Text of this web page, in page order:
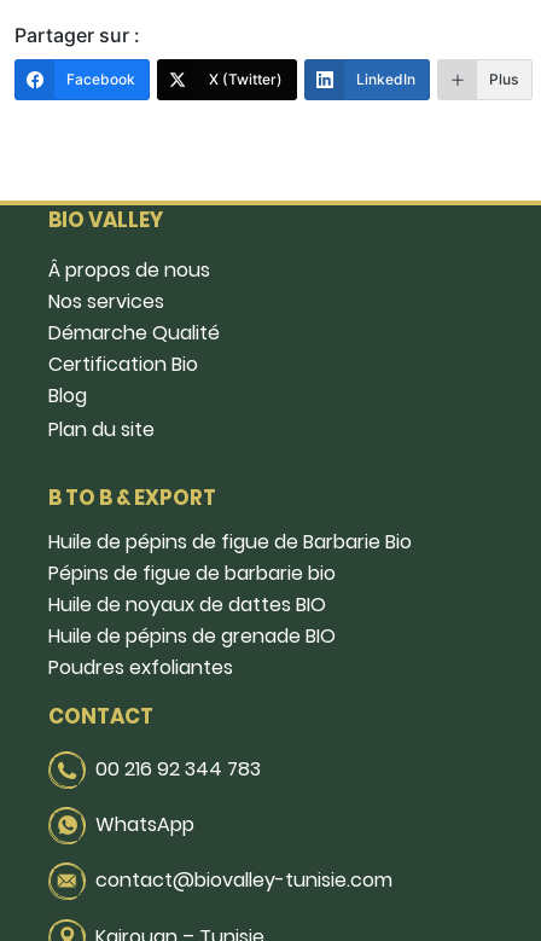
Partager sur :
Facebook X (Twitter) LinkedIn Plus
BIO VALLEY
Â propos de nous
Nos services
Démarche Qualité
Certification Bio
Blog
Plan du site
B TO B & EXPORT
Huile de pépins de figue de Barbarie Bio
Pépins de figue de barbarie bio
Huile de noyaux de dattes BIO
Huile de pépins de grenade BIO
Poudres exfoliantes
CONTACT
00 216 92 344 783
WhatsApp
contact@biovalley-tunisie.com